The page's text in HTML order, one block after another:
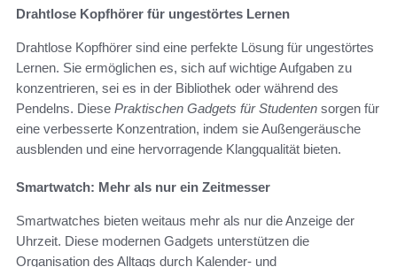
Drahtlose Kopfhörer für ungestörtes Lernen
Drahtlose Kopfhörer sind eine perfekte Lösung für ungestörtes
Lernen. Sie ermöglichen es, sich auf wichtige Aufgaben zu
konzentrieren, sei es in der Bibliothek oder während des
Pendelns. Diese Praktischen Gadgets für Studenten sorgen für
eine verbesserte Konzentration, indem sie Außengeräusche
ausblenden und eine hervorragende Klangqualität bieten.
Smartwatch: Mehr als nur ein Zeitmesser
Smartwatches bieten weitaus mehr als nur die Anzeige der
Uhrzeit. Diese modernen Gadgets unterstützen die
Organisation des Alltags durch Kalender- und